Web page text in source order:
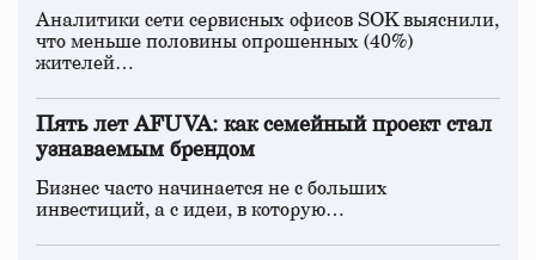
Аналитики сети сервисных офисов SOK выяснили,
что меньше половины опрошенных (40%)
жителей…
Пять лет AFUVA: как семейный проект стал
узнаваемым брендом
Бизнес часто начинается не с больших
инвестиций, а с идеи, в которую…